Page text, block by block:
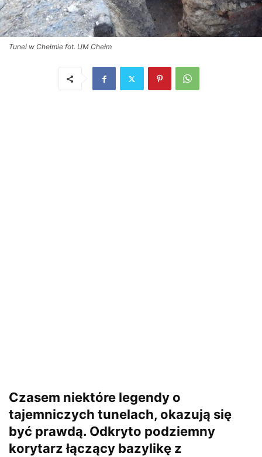
Tunel w Chełmie fot. UM Chełm
Czasem niektóre legendy o
tajemniczych tunelach, okazują się
być prawdą. Odkryto podziemny
korytarz łączący bazylikę z